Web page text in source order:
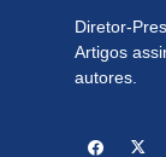
Diretor-
Artigos
autores.